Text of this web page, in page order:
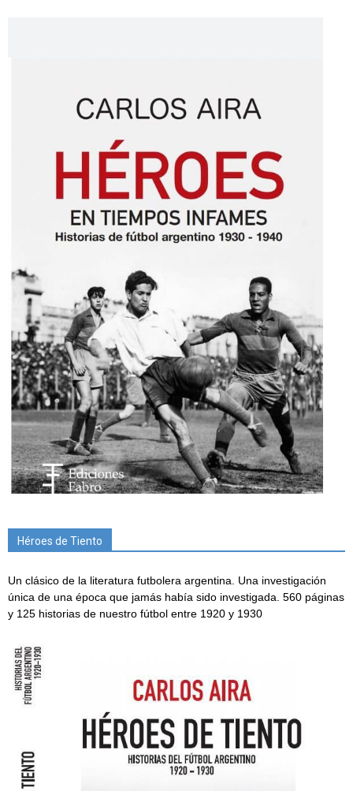
Héroes de Tiento
Un clásico de la literatura futbolera argentina. Una investigación
única de una época que jamás había sido investigada. 560 páginas
y 125 historias de nuestro fútbol entre 1920 y 1930